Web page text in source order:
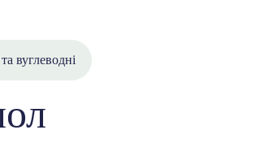
вуглеводні